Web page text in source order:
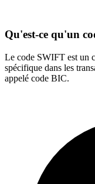
Qu'est-ce qu'un
Le code SWIFT est un
spécifique dans les
appelé code BIC.